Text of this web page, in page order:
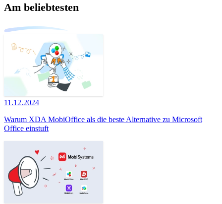
Am beliebtesten
11.12.2024
Warum XDA MobiOffice als die beste Alternative zu Microsoft
Office einstuft